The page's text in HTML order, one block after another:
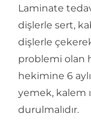
Laminate
dişlerle sert,
dişlerle
problemi olan
hekimine 6
yemek, kalem
durulmalıdır.